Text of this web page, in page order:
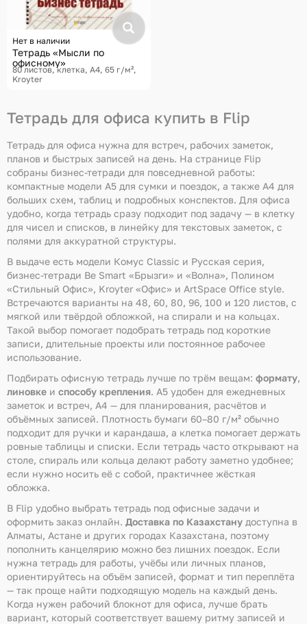
Нет в наличии
Тетрадь «Мысли по
офисному»
80 листов, клетка, A4, 65 г/м²
Kroyter
Тетрадь для офиса купить в Flip
Тетрадь для офиса нужна для встреч, рабочих заметок,
планов и быстрых записей на день. На странице Flip
собраны бизнес-тетради для повседневной работы:
компактные модели A5 для сумки и поездок, а также A4 для
больших схем, таблиц и подробных конспектов. Для офиса
удобно, когда тетрадь сразу подходит под задачу — в клетку
для чисел и списков, в линейку для текстовых заметок, с
полями для аккуратной структуры.
В выдаче есть модели Комус Classic и Русская серия,
бизнес-тетради Be Smart «Брызги» и «Волна», Полином
«Стильный Офис», Kroyter «Офис» и ArtSpace Office style.
Встречаются варианты на 48, 60, 80, 96, 100 и 120 листов, с
мягкой или твёрдой обложкой, на спирали и на кольцах.
Такой выбор помогает подобрать тетрадь под короткие
записи, длительные проекты или постоянное рабочее
использование.
Подбирать офисную тетрадь лучше по трём вещам: формату,
линовке и способу крепления. A5 удобен для ежедневных
заметок и встреч, A4 — для планирования, расчётов и
объёмных записей. Плотность бумаги 60–80 г/м² обычно
подходит для ручки и карандаша, а клетка помогает держать
ровные таблицы и списки. Если тетрадь часто открывают на
столе, спираль или кольца делают работу заметно удобнее;
если нужно носить её с собой, практичнее жёсткая
обложка.
В Flip удобно выбрать тетрадь под офисные задачи и
оформить заказ онлайн. Доставка по Казахстану доступна в
Алматы, Астане и других городах Казахстана, поэтому
пополнить канцелярию можно без лишних поездок. Если
нужна тетрадь для работы, учёбы или личных планов,
ориентируйтесь на объём записей, формат и тип переплёта
— так проще найти подходящую модель на каждый день.
Когда нужен рабочий блокнот для офиса, лучше брать
вариант, который соответствует вашему ритму записей и